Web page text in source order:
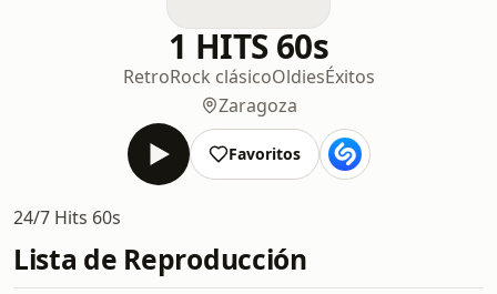
1 HITS 60s
RetroRock clásicoOldiesÉxitos
Zaragoza
Favoritos
24/7 Hits 60s
Lista de Reproducción